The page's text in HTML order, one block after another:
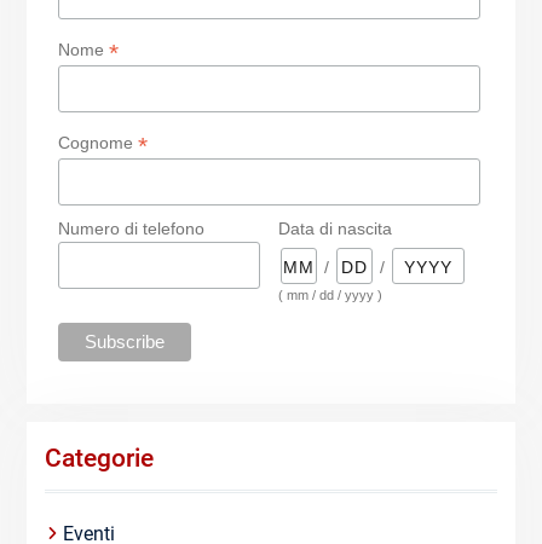
Nome *
Cognome *
Numero di telefono
Data di nascita
/
/
( mm / dd / yyyy )
Categorie
Eventi